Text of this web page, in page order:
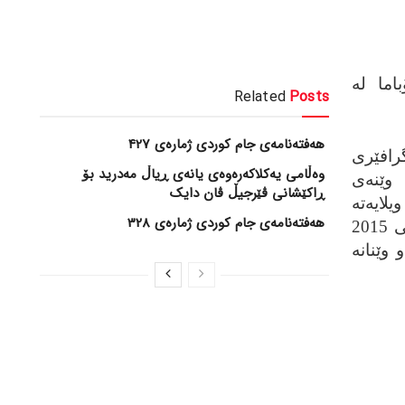
Related Posts
هەفتەنامەی جام کوردی ژمارەی 427
وەڵامی یەکلاکەرەوەی یانەی ڕیاڵ مەدرید بۆ
ڕاکێشانی ڤێرجیڵ ڤان دایک
هەفتەنامەی جام کوردی ژمارەی 328
له‌
یه‌کگرتووه‌کانی ئه‌مریکای له‌ ساڵی 2015
وێنانه